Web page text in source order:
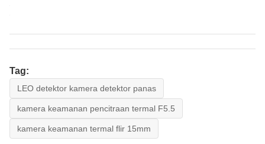
Tag:
LEO detektor kamera detektor panas
kamera keamanan pencitraan termal F5.5
kamera keamanan termal flir 15mm